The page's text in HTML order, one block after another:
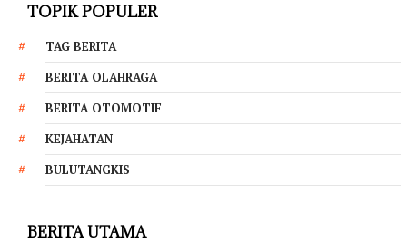
TOPIK POPULER
TAG BERITA
BERITA OLAHRAGA
BERITA OTOMOTIF
KEJAHATAN
BULUTANGKIS
BERITA UTAMA